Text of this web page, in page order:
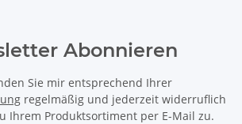
Abonnieren
Sie mir entsprechend Ihrer
regelmäßig und jederzeit widerruflich
Ihrem Produktsortiment per E-Mail zu.